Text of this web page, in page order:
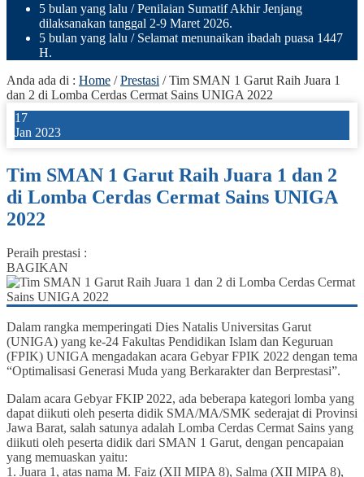
5 bulan yang lalu / Penilaian Sumatif Akhir Jenjang
dilaksanakan tanggal 2-9 Maret 2026.
5 bulan yang lalu / Selamat menunaikan ibadah puasa 1447
H.
Anda ada di : Home /Prestasi /Tim SMAN 1 Garut Raih Juara 1
dan 2 di Lomba Cerdas Cermat Sains UNIGA 2022
17
Jan 2023
Tim SMAN 1 Garut Raih Juara 1 dan 2
di Lomba Cerdas Cermat Sains UNIGA
2022
Peraih prestasi :
BAGIKAN
Dalam rangka memperingati Dies Natalis Universitas Garut
(UNIGA) yang ke-24 Fakultas Pendidikan Islam dan Keguruan
(FPIK) UNIGA mengadakan acara Gebyar FPIK 2022 dengan tema
“Optimalisasi Generasi Muda yang Berkarakter dan Berprestasi”.
Dalam acara Gebyar FKIP 2022, ada beberapa kategori lomba yang
dapat diikuti oleh peserta didik SMA/MA/SMK sederajat di Provinsi
Jawa Barat, salah satunya adalah Lomba Cerdas Cermat Sains yang
diikuti oleh peserta didik dari SMAN 1 Garut, dengan pencapaian
yang memuaskan yaitu:
1. Juara 1, atas nama M. Faiz (XII MIPA 8), Salma (XII MIPA 8),